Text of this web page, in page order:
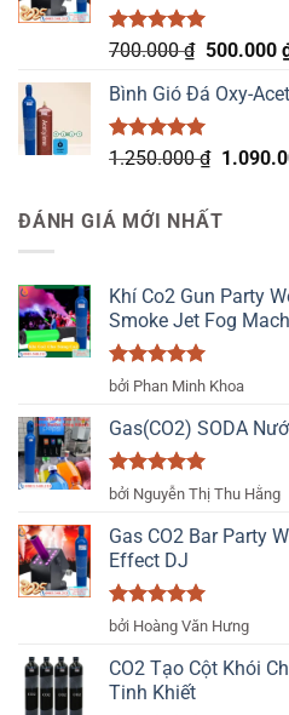
Được xếp
5.00
5 sao
700.000₫ Giá
là:
700.000 ₫.
500.000
Bình Gió Đá Oxy-
Được xếp
1.250.000₫ Giá
là:
ĐÁNH GIÁ MỚI NHẤT
Khí Co2 Gun Party
Smoke Jet Fog
Được xếp
sao
bởi Phan Minh Khoa
Gas(CO2) SODA
Được xếp
hạng 5
sao
bởi Nguyễn Thị Thu Hằng
Gas CO2 Bar Party
Effect DJ
Được xếp
5
sao
bởi Hoàng Văn Hưng
CO2 Tạo Cột Khói
Tinh Khiết